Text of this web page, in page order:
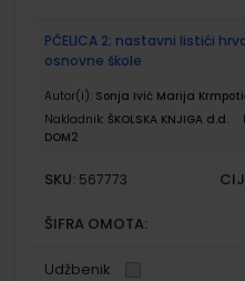
PČELICA 2; nastavni listići
osnovne škole
Autor(i): Sonja Ivić Marija
Nakladnik: ŠKOLSKA KNJIGA d.d.
DOM2
SKU: 567773
ŠIFRA OMOTA:
Udžbenik